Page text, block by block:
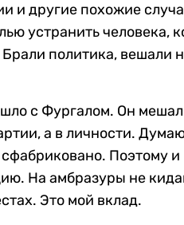
и другие похожие
устранить человека,
политика, вешали
с Фургалом. Он
а в личности.
сфабриковано. Поэтому
На амбразуры не
Это мой вклад.